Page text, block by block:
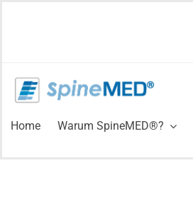
Home Warum SpineMED®?